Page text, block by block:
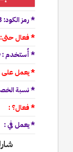
* رمز الكود: AT33
* فعال حتى: 30 / 12 / 2026
* أُستخدم : 639
* يعمل على
* نسبة
* فعال؟ :
* يعمل في :